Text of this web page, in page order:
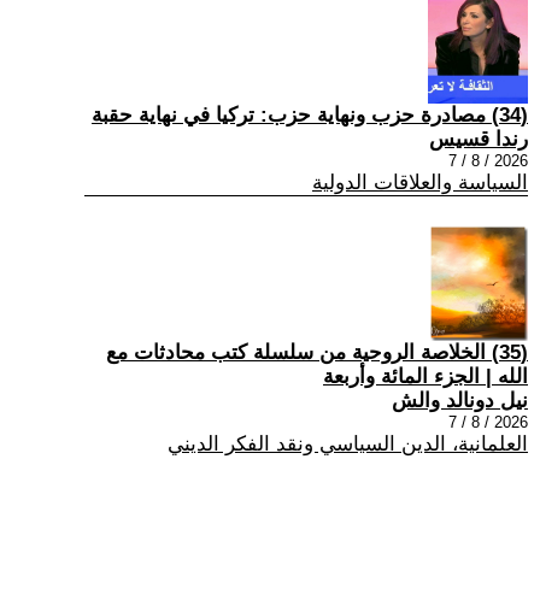
(34) مصادرة حزب ونهاية حزب: تركيا في نهاية حقبة
رندا قسيس
2026 / 8 / 7
السياسة والعلاقات الدولية
(35) الخلاصة الروحية من سلسلة كتب محادثات مع
الله | الجزء المائة وأربعة
نيل دونالد والش
2026 / 8 / 7
العلمانية، الدين السياسي ونقد الفكر الديني